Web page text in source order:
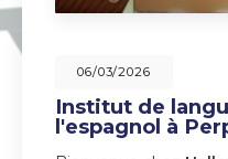
06/03/2026
Institut de
l'espagnol à